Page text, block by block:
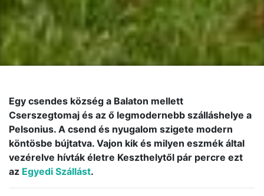
Egy csendes község a Balaton mellett
Cserszegtomaj és az ő legmodernebb szálláshelye a
Pelsonius. A csend és nyugalom szigete modern
köntösbe bújtatva. Vajon kik és milyen eszmék által
vezérelve hívták életre Keszthelytől pár percre ezt
az Egyedi Szállást.